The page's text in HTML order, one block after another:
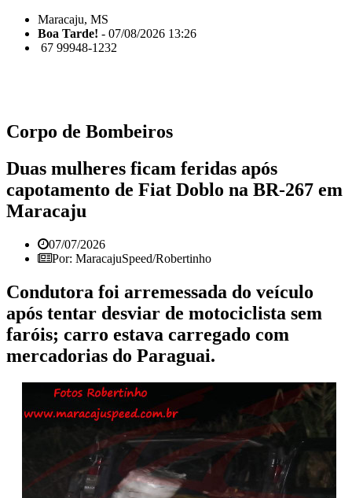
Maracaju, MS
Boa Tarde! - 07/08/2026 13:26
67 99948-1232
Corpo de Bombeiros
Duas mulheres ficam feridas após
capotamento de Fiat Doblo na BR-267 em
Maracaju
07/07/2026
Por: MaracajuSpeed/Robertinho
Condutora foi arremessada do veículo
após tentar desviar de motociclista sem
faróis; carro estava carregado com
mercadorias do Paraguai.